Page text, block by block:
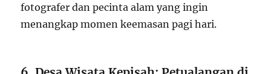
fotografer dan pecinta alam yang ingin
menangkap momen keemasan pagi hari.